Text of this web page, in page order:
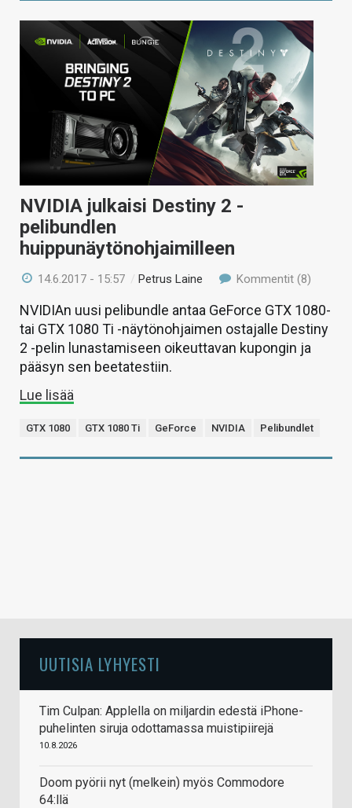
NVIDIA julkaisi Destiny 2 -
pelibundlen
huippunäytönohjaimilleen
14.6.2017 - 15:57 /Petrus Laine Kommentit (8)
NVIDIAn uusi pelibundle antaa GeForce GTX 1080-
tai GTX 1080 Ti -näytönohjaimen ostajalle Destiny
2 -pelin lunastamiseen oikeuttavan kupongin ja
pääsyn sen beetatestiin.
Lue lisää
GTX 1080 GTX 1080 Ti GeForce NVIDIA Pelibundlet
UUTISIA LYHYESTI
Tim Culpan: Applella on miljardin edestä iPhone-
puhelinten siruja odottamassa muistipiirejä
10.8.2026
Doom pyörii nyt (melkein) myös Commodore
64:llä